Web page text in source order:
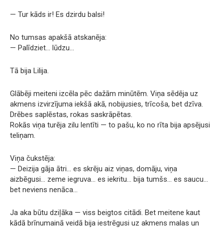
— Tur kāds ir! Es dzirdu balsi!
No tumsas apakšā atskanēja:
— Palīdziet… lūdzu…
Tā bija Lilija.
Glābēji meiteni izcēla pēc dažām minūtēm. Viņa sēdēja uz
akmens izvirzījuma iekšā akā, nobijusies, trīcoša, bet dzīva.
Drēbes saplēstas, rokas saskrāpētas.
Rokās viņa turēja zilu lentīti — to pašu, ko no rīta bija apsējusi
teliņam.
Viņa čukstēja:
— Deizija gāja ātri… es skrēju aiz viņas, domāju, viņa
aizbēgusi… zeme iegruva… es iekritu… bija tumšs… es saucu…
bet neviens nenāca…
Ja aka būtu dziļāka — viss beigtos citādi. Bet meitene kaut
kādā brīnumainā veidā bija iestrēgusi uz akmens malas un